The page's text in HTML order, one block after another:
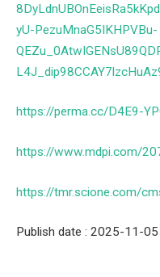
yU-PezuMnaG5IKHPVBu-
https://perma.cc/D4E9-
https://www.mdpi.com/
https://tmr.scione.com/
Publish date : 2025-11-05